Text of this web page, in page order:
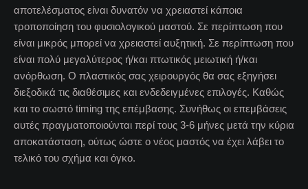
αποτελέσματος είναι δυνατόν να χρειαστεί κάποια
τροποποίηση του φυσιολογικού μαστού. Σε περίπτωση που
είναι μικρός μπορεί να χρειαστεί αυξητική. Σε περίπτωση που
είναι πολύ μεγαλύτερος ή/και πτωτικός μειωτική ή/και
ανόρθωση. Ο πλαστικός σας χειρουργός θα σας εξηγήσει
διεξοδικά τις διαθέσιμες και ενδεδειγμένες επιλογές. Καθώς
και το σωστό timing της επέμβασης. Συνήθως οι επεμβάσεις
αυτές πραγματοποιούνται περί τους 3-6 μήνες μετά την κύρια
αποκατάσταση, ούτως ώστε ο νέος μαστός να έχει λάβει το
τελικό του σχήμα και όγκο.